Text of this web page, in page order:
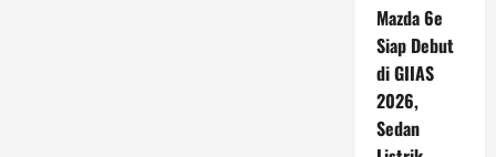
Mazda 6e
Siap Debut
di GIIAS
2026,
Sedan